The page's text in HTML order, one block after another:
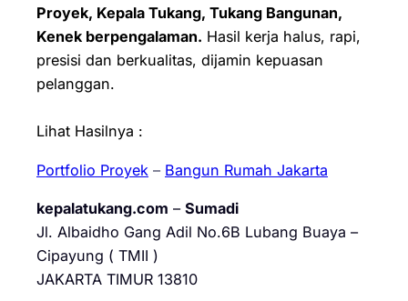
Proyek, Kepala Tukang, Tukang Bangunan,
Kenek berpengalaman. Hasil kerja halus, rapi,
presisi dan berkualitas, dijamin kepuasan
pelanggan.
Lihat Hasilnya :
Portfolio Proyek – Bangun Rumah Jakarta
kepalatukang.com – Sumadi
Jl. Albaidho Gang Adil No.6B Lubang Buaya –
Cipayung ( TMII )
JAKARTA TIMUR 13810